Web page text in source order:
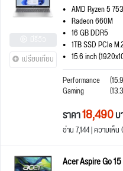
เปรียบเทียบ
AMD Ryzen 5
Radeon 660M
16 GB DDR5
1TB SSD PCIe
15.6 inch
Performance
Gaming
ราคา18,490
อ่าน 7,144 | ความเห็น
Acer Aspire Go